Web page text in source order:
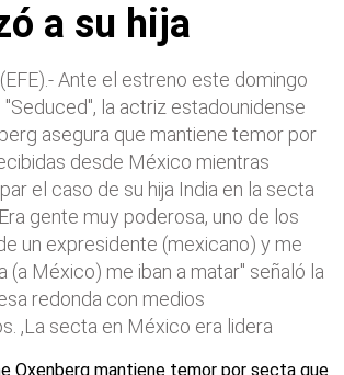
a su hija
Ante el estreno este domingo
la actriz estadounidense
asegura que mantiene temor por
desde México mientras
el caso de su hija India en la secta
gente muy poderosa, uno de los
un expresidente (mexicano) y me
(a México) me iban a matar" señaló la
redonda con medios
,La secta en México era lidera